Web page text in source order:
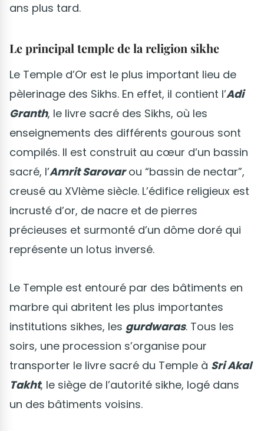
ans plus tard.
Le principal temple de la religion sikhe
Le Temple d’Or est le plus important lieu de
pèlerinage des Sikhs. En effet, il contient l’Adi
Granth, le livre sacré des Sikhs, où les
enseignements des différents gourous sont
compilés. Il est construit au cœur d’un bassin
sacré, l’Amrit Sarovarou “bassin de nectar”,
creusé au XVIème siècle. L’édifice religieux est
incrusté d’or, de nacre et de pierres
précieuses et surmonté d’un dôme doré qui
représente un lotus inversé.
Le Temple est entouré par des bâtiments en
marbre qui abritent les plus importantes
institutions sikhes, les gurdwaras. Tous les
soirs, une procession s’organise pour
transporter le livre sacré du Temple à Sri Akal
Takht, le siège de l’autorité sikhe, logé dans
un des bâtiments voisins.